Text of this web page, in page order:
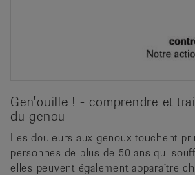
Gen'ouille ! - comprendre et
du genou
Les douleurs aux genoux touchent
personnes de plus de 50 ans qui
elles peuvent également apparaître